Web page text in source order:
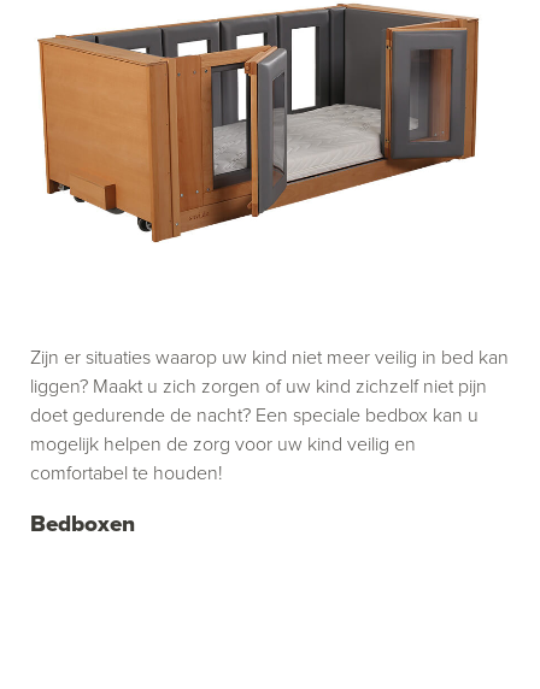
Bedboxen
Zijn er situaties waarop uw kind niet meer veilig in bed kan
liggen? Maakt u zich zorgen of uw kind zichzelf niet pijn
doet gedurende de nacht? Een speciale bedbox kan u
mogelijk helpen de zorg voor uw kind veilig en
comfortabel te houden!